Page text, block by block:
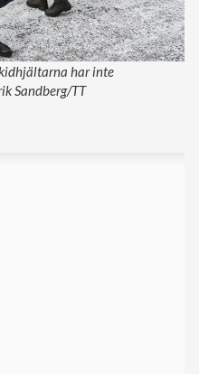
har inte
Sandberg/TT